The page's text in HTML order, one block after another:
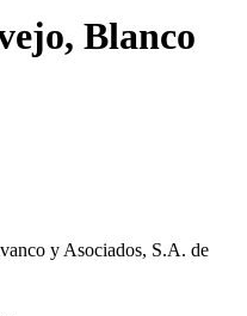
Blanco
y Asociados, S.A. de